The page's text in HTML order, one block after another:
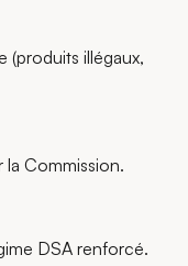
(produits illégaux,
Commission.
DSA renforcé.